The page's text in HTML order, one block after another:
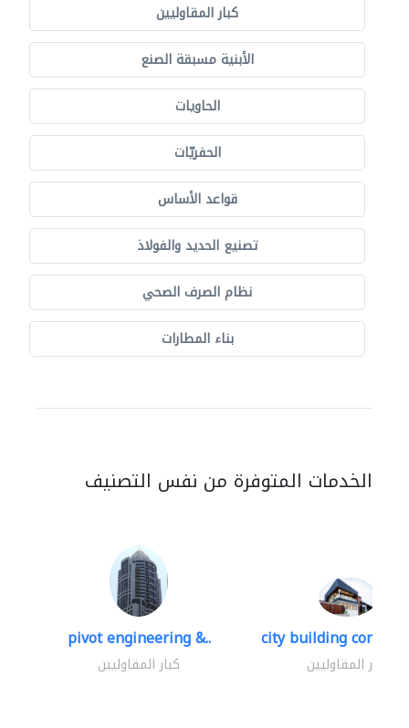
كبار المقاوليين
الأبنية مسبقة الصنع
الحاويات
الحفريّات
قواعد الأساس
تصنيع الحديد والفولاذ
نظام الصرف الصحي
بناء المطارات
الخدمات المتوفرة من نفس التصنيف
pivot engineering &..
كبار المقاوليين
city building
كبار المقاوليين